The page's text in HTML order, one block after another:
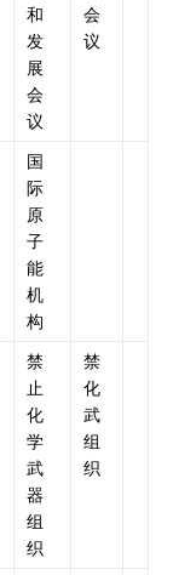
和
发
展
会
议
会
议
国
际
原
子
能
机
构
禁
止
化
学
武
器
组
织
禁
化
武
组
织